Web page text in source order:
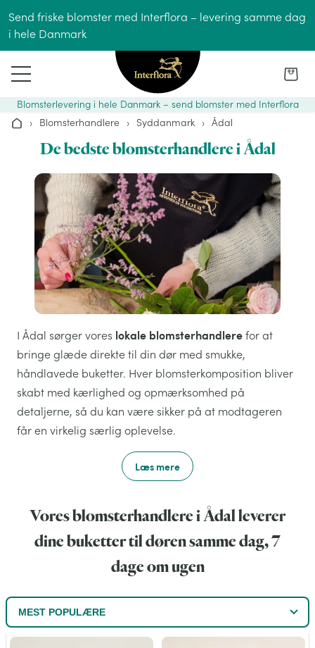
Send friske blomster med Interflora – levering samme dag
i hele Danmark
Blomsterlevering i hele Danmark – send blomster med Interflora
Hjem› Blomsterhandlere › Syddanmark › Ådal
De bedste blomsterhandlere i Ådal
I Ådal sørger vores lokale blomsterhandlere for at
bringe glæde direkte til din dør med smukke,
håndlavede buketter. Hver blomsterkomposition bliver
skabt med kærlighed og opmærksomhed på
detaljerne, så du kan være sikker på at modtageren
får en virkelig særlig oplevelse.
Læs mere
Vores blomsterhandlere i Ådal leverer
dine buketter til døren samme dag, 7
dage om ugen